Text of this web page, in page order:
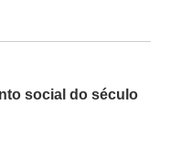
social do século